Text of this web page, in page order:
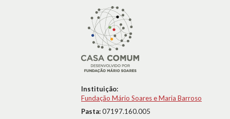
Instituição:
Fundação Mário Soares e Maria Barroso
Pasta:07197.160.005